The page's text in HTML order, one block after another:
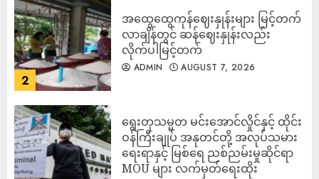
2
အထွေထွေကုန်ဈေးနှုန်းများ မြင့်တက်
လာချိန်တွင် ဆန်ဈေးနှုန်းလည်း
လိုက်ပါမြင့်တက်
ADMIN AUGUST 7, 2026
ရွေးတုသမ္မတ မင်းအောင်လှိုင်နှင့် ထိုင်း
ဝန်ကြီးချုပ် အနုတင်တို့ အလုပ်သမား
ရေးရာနှင့် မြစ်ရေ ညစ်ညမ်းမှုဆိုင်ရာ
MOU များ လက်မှတ်ရေးထိုး